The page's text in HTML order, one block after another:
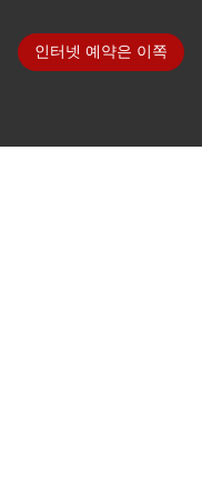
인터넷 예약은 이쪽